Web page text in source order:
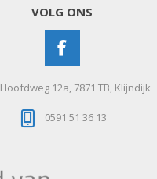
VOLG ONS
Hoofdweg 12a, 7871 TB, Klijndijk
0591 51 36 13